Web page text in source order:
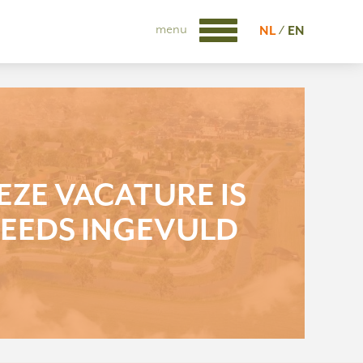
menu NL EN
VACATURE IS
INGEVULD